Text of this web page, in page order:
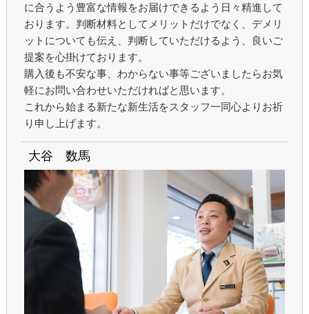
に合うよう豊富な情報をお届けできるよう日々精進して
おります。判断材料としてメリットだけでなく、デメリ
ットについても伝え、判断していただけるよう、良いご
提案を心掛けております。
購入後も不安な事、わからない事等ございましたらお気
軽にお問い合わせいただければと思います。
これから始まる新たな新生活をスタッフ一同心よりお祈
り申し上げます。
大谷 数馬